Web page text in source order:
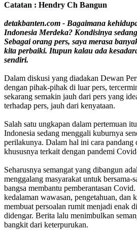
Catatan : Hendry Ch Bangun
detakbanten.com - Bagaimana
Indonesia Merdeka? Kondisinya
Sebagai orang pers, saya merasa
kita perbaiki. Itupun kalau ada
sendiri.
Dalam diskusi yang diadakan Dewan
dengan pihak-pihak di luar pers,
sekarang semakin jauh dari pers yang
terhadap pers, jauh dari kenyataan.
Salah satu ungkapan dalam pertemuan
Indonesia sedang menggali kuburnya
perilakunya. Dalam hal ini cara pandang
khususnya terkait dengan pandemi
Seharusnya semangat yang dibangun
menggalang masyarakat untuk bersama-
bangsa membantu pemberantasan
kedalaman wawasan, pengetahuan, dan
membuat persoalan rumit menjadi enak
didengar. Berita lalu menimbulkan
bangkit dari keterpurukan.